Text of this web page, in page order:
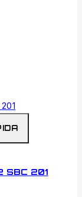
SBC 201